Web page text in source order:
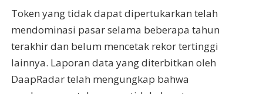
Token yang tidak dapat dipertukarkan telah
mendominasi pasar selama beberapa tahun
terakhir dan belum mencetak rekor tertinggi
lainnya. Laporan data yang diterbitkan oleh
DaapRadar telah mengungkap bahwa